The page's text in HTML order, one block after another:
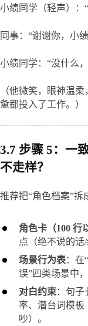
小绩同学（轻声）：
同事：“谢谢你，小
小绩同学：“没什么
（他微笑，眼神温
惫都投入了工作。）
3.7 步骤 5：一
不走样？
推荐把“角色档案”拆
角色卡（100 行
点（绝不说的话/
场景行为表：在
误”四类场景中
对白约束：句子
率、潜台词模板
吵）。